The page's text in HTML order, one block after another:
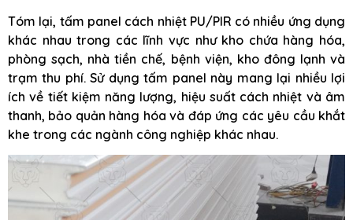
Tóm lại, tấm panel cách nhiệt PU/PIR có nhiều ứng dụng
khác nhau trong các lĩnh vực như kho chứa hàng hóa,
phòng sạch, nhà tiền chế, bệnh viện, kho đông lạnh và
trạm thu phí. Sử dụng tấm panel này mang lại nhiều lợi
ích về tiết kiệm năng lượng, hiệu suất cách nhiệt và âm
thanh, bảo quản hàng hóa và đáp ứng các yêu cầu khắt
khe trong các ngành công nghiệp khác nhau.